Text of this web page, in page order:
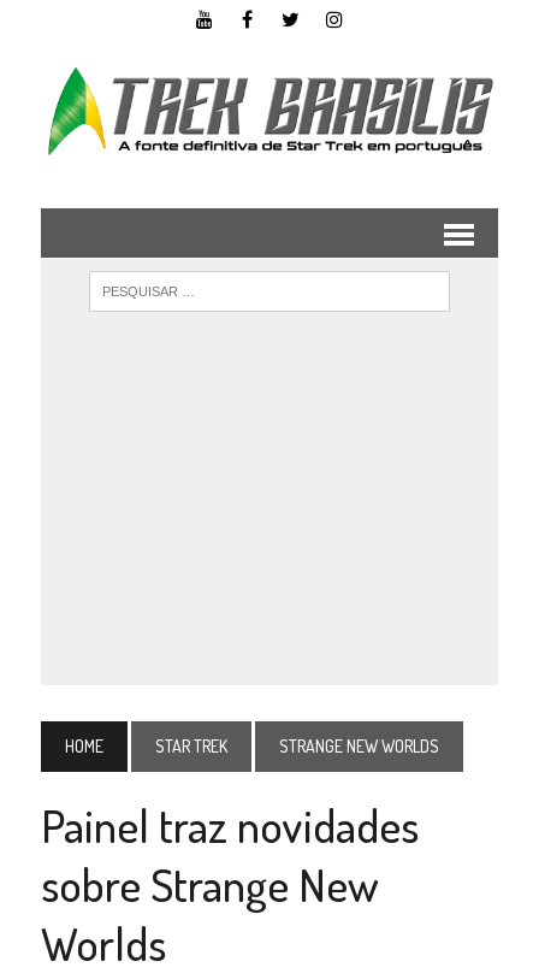
HOME STAR TREK STRANGE NEW WORLDS
Painel traz novidades
sobre Strange New
Worlds